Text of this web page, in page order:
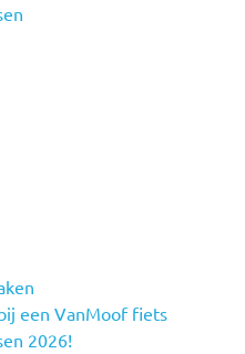
een VanMoof fiets
2026!